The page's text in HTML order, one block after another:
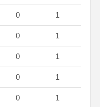
0 1
0 1
0 1
0 1
0 1